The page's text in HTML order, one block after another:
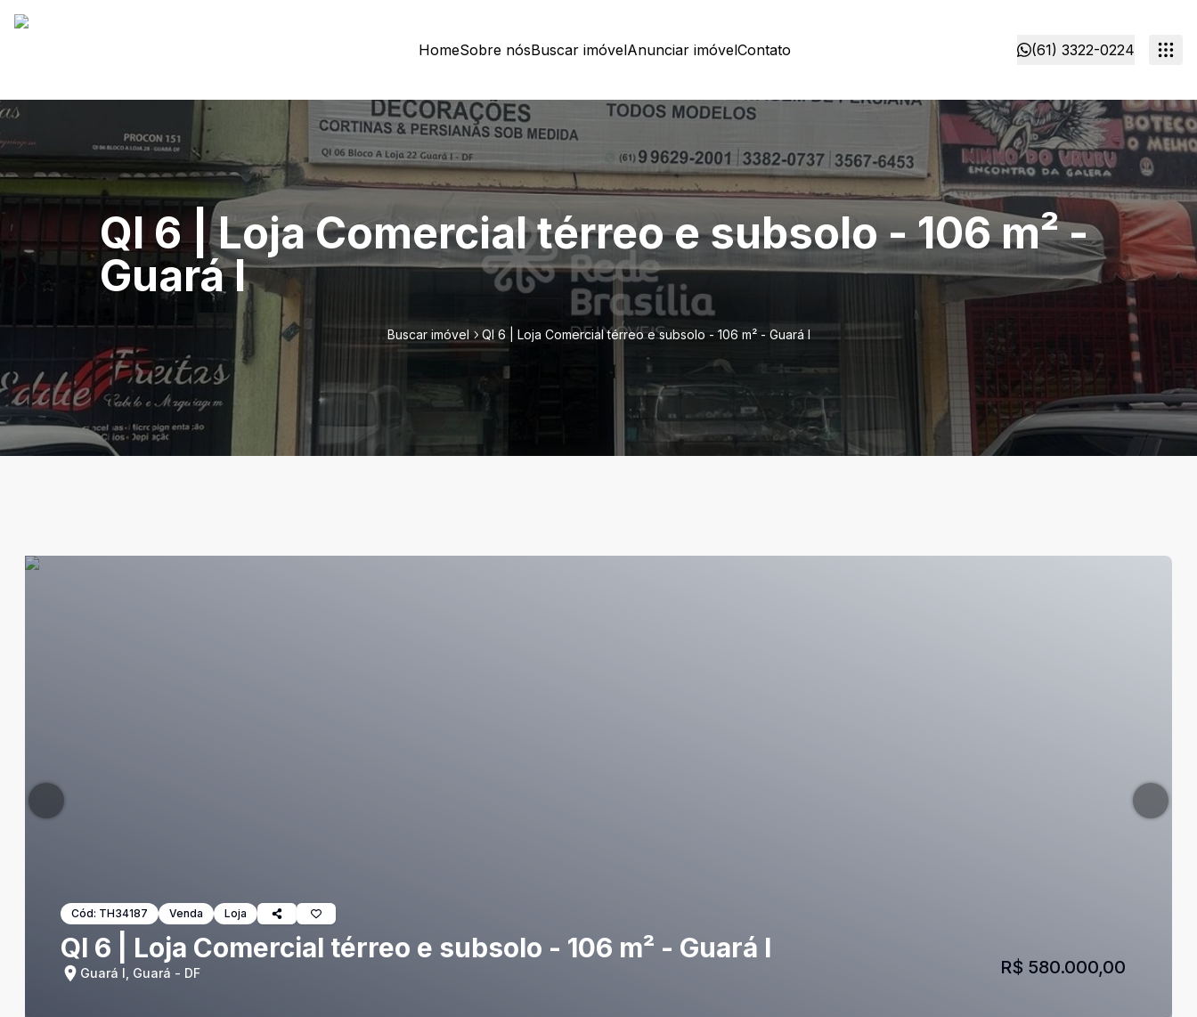
HomeSobre nósBuscar imóvelAnunciar imóvelContato (61) 3322-0224
QI 6 | Loja Comercial térreo e subsolo - 106 m² -
Guará I
Buscar imóvel QI 6 | Loja Comercial térreo e subsolo - 106 m² - Guará I
Cód: TH34187 Venda Loja
QI 6 | Loja Comercial térreo e subsolo - 106 m² - Guará I
Guará I, Guará - DF R$ 580.000,00